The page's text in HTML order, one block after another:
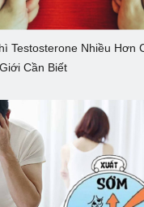
Testosterone Nhiều Hơn
Cần Biết